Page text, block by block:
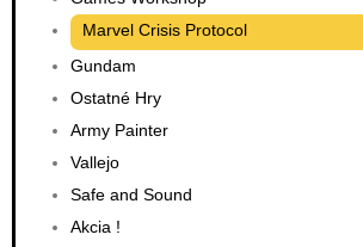
Marvel Crisis Protocol
Gundam
Ostatné Hry
Army Painter
Vallejo
Safe and Sound
Akcia !